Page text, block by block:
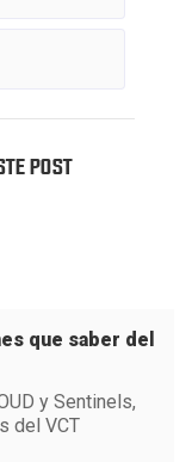
POST
que saber del
y Sentinels,
del VCT